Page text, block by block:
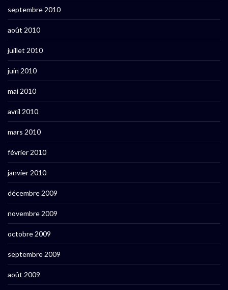
septembre 2010
août 2010
juillet 2010
juin 2010
mai 2010
avril 2010
mars 2010
février 2010
janvier 2010
décembre 2009
novembre 2009
octobre 2009
septembre 2009
août 2009